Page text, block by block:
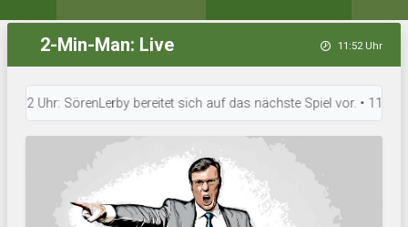
2-Min-Man: Live 11:52 Uhr
Uhr: SörenLerby bereitet sich auf das nächste Spiel vor. • 11:50